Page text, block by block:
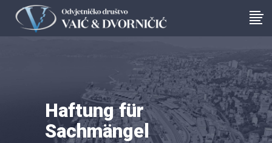
Haftung für
Sachmängel